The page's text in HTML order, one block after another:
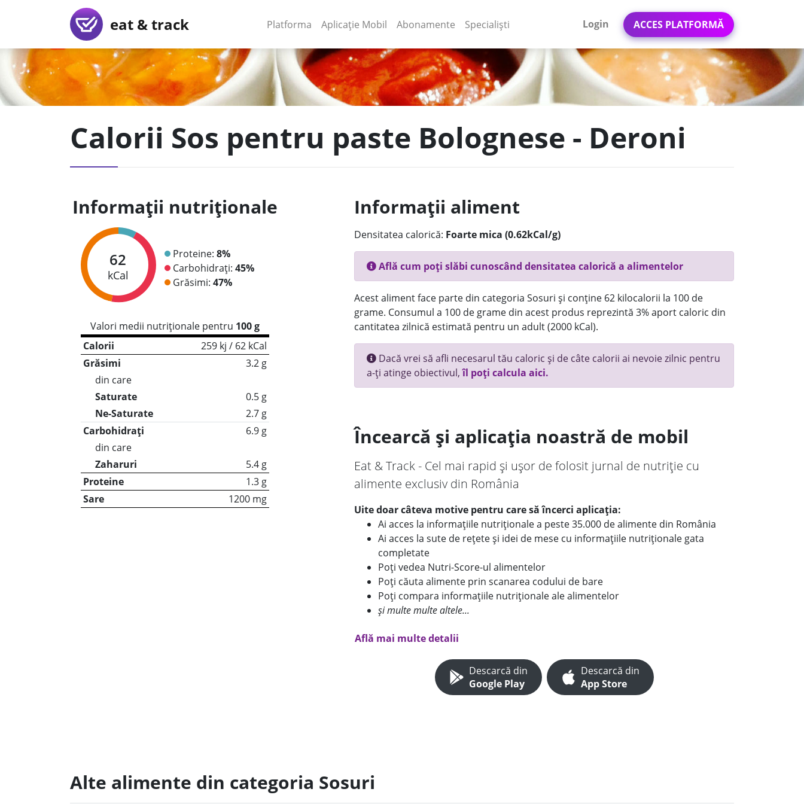
eat & track Platforma (current)
Aplicație Mobil (current)
Abonamente Specialiști Login ACCES PLATFORMĂ
Calorii Sos pentru paste Bolognese - Deroni
Informații nutriționale
62
kCal
Proteine: 8%
Carbohidrați: 45%
Grăsimi: 47%
Valori medii nutriționale pentru 100 g
Calorii
259 kj / 62 kCal
Grăsimi
3.2 g
din care
Saturate
0.5 g
Ne-Saturate
2.7 g
Carbohidrați
6.9 g
din care
Zaharuri
5.4 g
Proteine
1.3 g
Sare
1200 mg
Informații aliment
Densitatea calorică: Foarte mica (0.62kCal/g)
Află cum poți slăbi cunoscând densitatea calorică a alimentelor
Acest aliment face parte din categoria Sosuri și conține 62 kilocalorii la 100 de
grame. Consumul a 100 de grame din acest produs reprezintă 3% aport caloric din
cantitatea zilnică estimată pentru un adult (2000 kCal).
Dacă vrei să afli necesarul tău caloric și de câte calorii ai nevoie zilnic pentru
a-ți atinge obiectivul,îl poți calcula aici.
Încearcă și aplicația noastră de mobil
Eat & Track - Cel mai rapid și ușor de folosit jurnal de nutriție cu
alimente exclusiv din România
Uite doar câteva motive pentru care să încerci aplicația:
Ai acces la informațiile nutriționale a peste 35.000 de alimente din România
Ai acces la sute de rețete și idei de mese cu informațiile nutriționale gata
completate
Poți vedea Nutri-Score-ul alimentelor
Poți căuta alimente prin scanarea codului de bare
Poți compara informațiile nutriționale ale alimentelor
și multe multe altele...
Află mai multe detalii
Descarcă din
Google Play
Descarcă din
App Store
Alte alimente din categoria Sosuri